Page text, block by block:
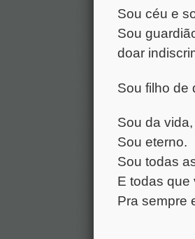
Sou céu e
Sou
doar
Sou filho de
Sou da
Sou eterno.
Sou todas
E todas que
Pra sempre